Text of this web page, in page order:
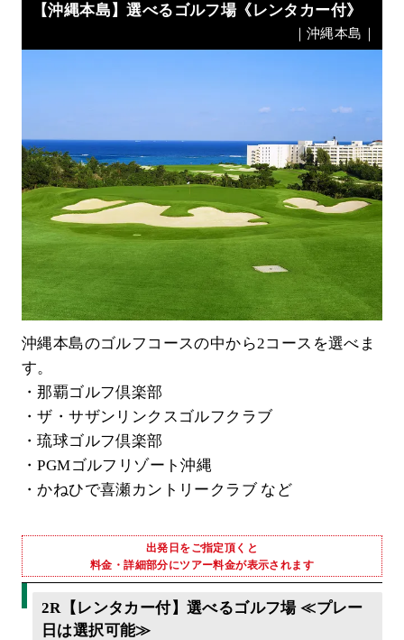
【沖縄本島】選べるゴルフ場《レンタカー付》
｜沖縄本島｜
沖縄本島のゴルフコースの中から2コースを選べま
す。
・那覇ゴルフ倶楽部
・ザ・サザンリンクスゴルフクラブ
・琉球ゴルフ倶楽部
・PGMゴルフリゾート沖縄
・かねひで喜瀬カントリークラブ など
出発日をご指定頂くと
料金・詳細部分にツアー料金が表示されます
2R【レンタカー付】選べるゴルフ場 ≪プレー
日は選択可能≫